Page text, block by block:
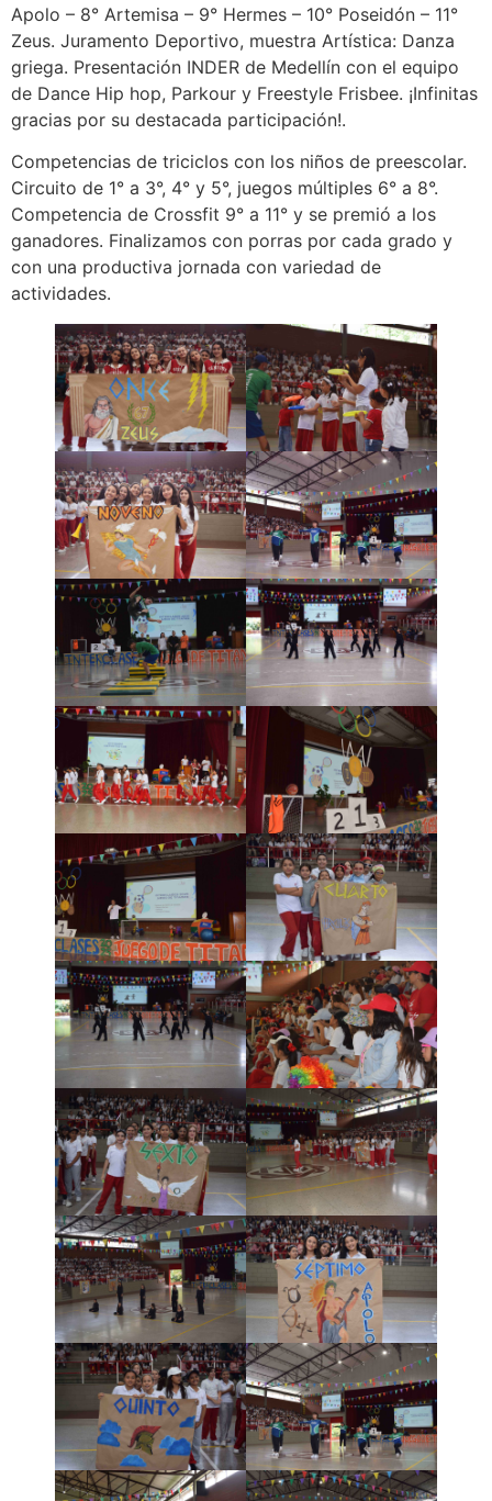
Apolo – 8° Artemisa – 9° Hermes – 10° Poseidón – 11°
Zeus. Juramento Deportivo, muestra Artística: Danza
griega. Presentación INDER de Medellín con el equipo
de Dance Hip hop, Parkour y Freestyle Frisbee. ¡Infinitas
gracias por su destacada participación!.
Competencias de triciclos con los niños de preescolar.
Circuito de 1° a 3°, 4° y 5°, juegos múltiples 6° a 8°.
Competencia de Crossfit 9° a 11° y se premió a los
ganadores. Finalizamos con porras por cada grado y
con una productiva jornada con variedad de
actividades.